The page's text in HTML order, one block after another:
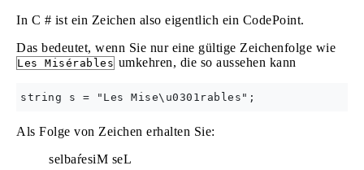
In C # ist ein Zeichen also eigentlich ein CodePoint.
Das bedeutet, wenn Sie nur eine gültige Zeichenfolge wie
Les Misérables umkehren, die so aussehen kann
Als Folge von Zeichen erhalten Sie:
selbaŕesiM seL